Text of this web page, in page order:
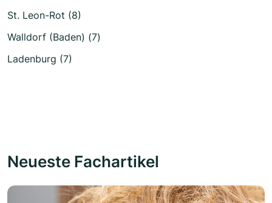
St. Leon-Rot (8)
Walldorf (Baden) (7)
Ladenburg (7)
Neueste Fachartikel